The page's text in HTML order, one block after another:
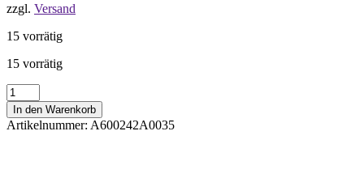
zzgl. Versand
15 vorrätig
15 vorrätig
Psychische
Belastungen
I
Erkennen,
In den Warenkorb
Artikelnummer: A600242A0035